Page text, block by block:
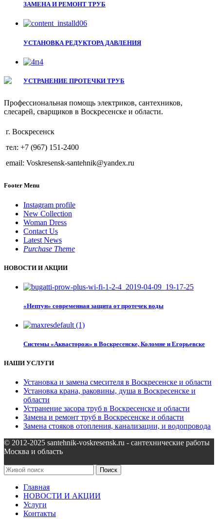
ЗАМЕНА И РЕМОНТ ТРУБ
УСТАНОВКА РЕДУКТОРА ДАВЛЕНИЯ
УСТРАНЕНИЕ ПРОТЕЧКИ ТРУБ
Профессиональная помощь электриков, сантехников,
слесарей, сварщиков в Воскресенске и области.
г. Воскресенск
тел: +7 (967) 151-2400
email: Voskresensk-santehnik@yandex.ru
Footer Menu
Instagram profile
New Collection
Woman Dress
Contact Us
Latest News
Purchase Theme
НОВОСТИ И АКЦИИ
«Нептун» современная защита от протечек воды
Системы «Аквасторож» в Воскресенске, Коломне и Егорьевске
НАШИ УСЛУГИ
Установка и замена смесителя в Воскресенске и области
Установка крана, раковины, душа в Воскресенске и
области
Устранение засора труб в Воскресенске и области
Замена и ремонт труб в Воскресенске и области
Замена стояков отопления, канализации, и водопровода
© 2012-2025 santehnik-voskresensk.ru - сантехнические работы
Москва и область
Поиск
Главная
НОВОСТИ И АКЦИИ
Услуги
Контакты